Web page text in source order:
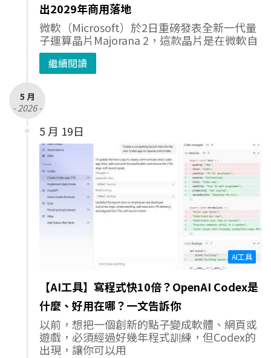
出2029年商用落地
微軟（Microsoft）於2日重磅發表全新一代量
子運算晶片Majorana 2，這款晶片是在微軟自
繼續閱讀
5 月
- 2026 -
5 月 19日
AI工具
【AI工具】寫程式快10倍？OpenAI Codex是
什麼、好用在哪？一文告訴你
以前，想把一個創新的點子變成軟體、網頁或
遊戲，必須經過好幾年程式訓練，但Codex的
出現，讓你可以用